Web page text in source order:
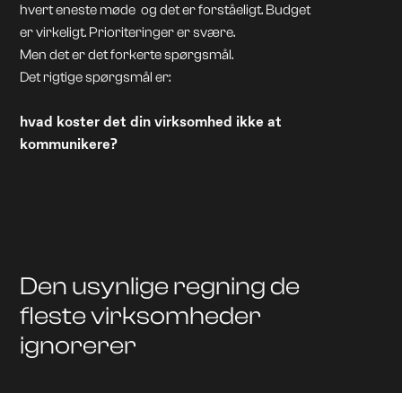
hvert eneste møde og det er forståeligt. Budget
er virkeligt. Prioriteringer er svære.
Men det er det forkerte spørgsmål.
Det rigtige spørgsmål er:
hvad koster det din virksomhed ikke at
kommunikere?
Den usynlige regning de
fleste virksomheder
ignorerer